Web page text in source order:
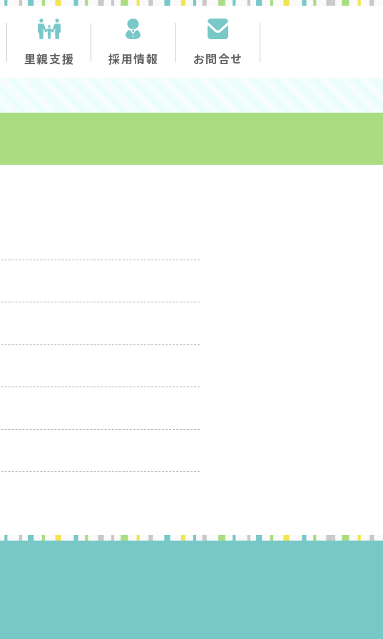
里親支援 採用情報 お問合せ